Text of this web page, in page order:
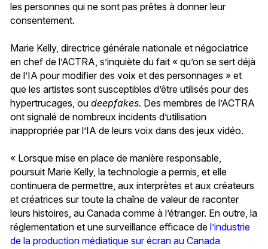
les personnes qui ne sont pas prêtes à donner leur
consentement.
Marie Kelly, directrice générale nationale et négociatrice
en chef de l’ACTRA, s’inquiète du fait « qu’on se sert déjà
de l’IA pour modifier des voix et des personnages » et
que les artistes sont susceptibles d’être utilisés pour des
hypertrucages, ou deepfakes. Des membres de l’ACTRA
ont signalé de nombreux incidents d’utilisation
inappropriée par l’IA de leurs voix dans des jeux vidéo.
« Lorsque mise en place de manière responsable,
poursuit Marie Kelly, la technologie a permis, et elle
continuera de permettre, aux interprètes et aux créateurs
et créatrices sur toute la chaîne de valeur de raconter
leurs histoires, au Canada comme à l’étranger. En outre, la
réglementation et une surveillance efficace de l’industrie
de la production médiatique sur écran au Canada